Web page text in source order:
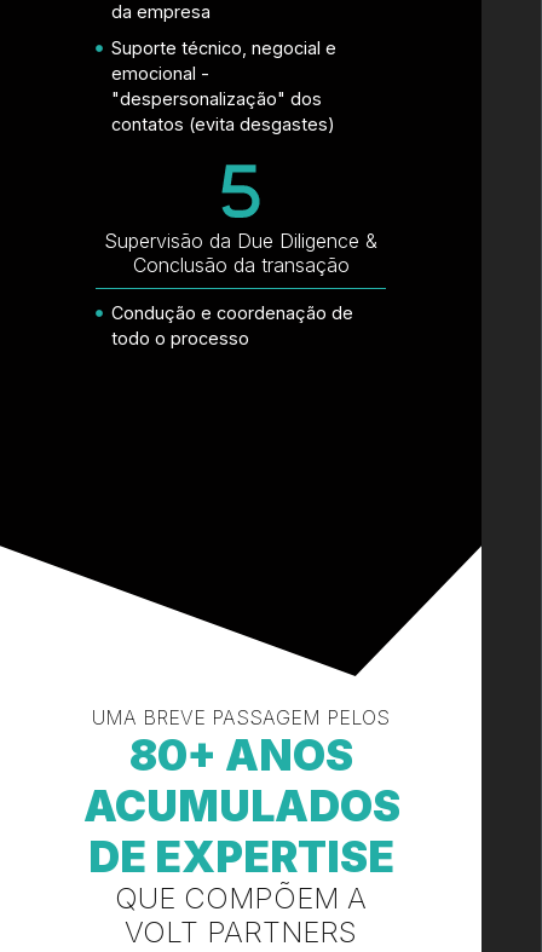
da empresa
Suporte técnico, negocial e
emocional -
"despersonalização" dos
contatos (evita desgastes)
Supervisão da Due Diligence &
Conclusão da transação
Condução e coordenação de
todo o processo
UMA BREVE PASSAGEM PELOS
80+ ANOS
ACUMULADOS
DE EXPERTISE
QUE COMPÕEM A
VOLT PARTNERS